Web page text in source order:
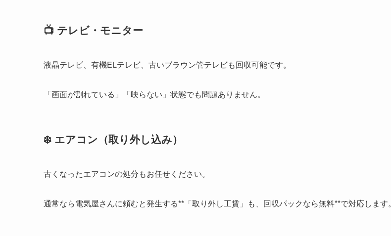
📺 テレビ・モニター
液晶テレビ、有機ELテレビ、古いブラウン管テレビも回収可能です。
「画面が割れている」「映らない」状態でも問題ありません。
❄️ エアコン（取り外し込み）
古くなったエアコンの処分もお任せください。
通常なら電気屋さんに頼むと発生する**「取り外し工賃」も、回収パックなら無料**で対応します。